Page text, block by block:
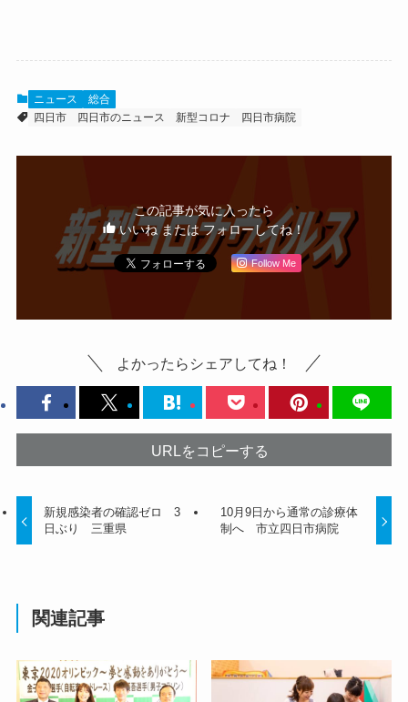
ニュース
総合
四日市
四日市のニュース 新型コロナ 四日市病院
この記事が気に入ったら
いいね または フォローしてね！
Follow Me
よかったらシェアしてね！
URLをコピーする
新規感染者の確認ゼロ 3
日ぶり 三重県
10月9日から通常の診療体
制へ 市立四日市病院
関連記事